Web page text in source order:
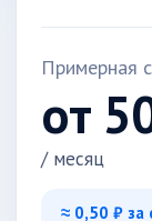
Примерная
от
/ месяц
≈ 0,50 ₽ за